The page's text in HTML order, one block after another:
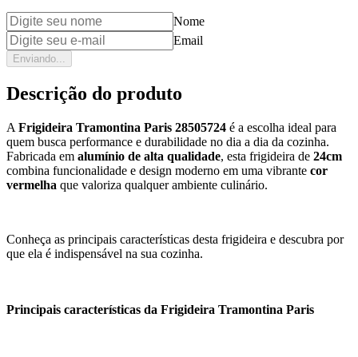
Nome
Email
Enviando...
Descrição do produto
A Frigideira Tramontina Paris 28505724 é a escolha ideal para
quem busca performance e durabilidade no dia a dia da cozinha.
Fabricada em alumínio de alta qualidade, esta frigideira de 24cm
combina funcionalidade e design moderno em uma vibrante cor
vermelha que valoriza qualquer ambiente culinário.
Conheça as principais características desta frigideira e descubra por
que ela é indispensável na sua cozinha.
Principais características da Frigideira Tramontina Paris